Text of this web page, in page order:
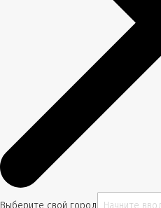
Выберите свой город